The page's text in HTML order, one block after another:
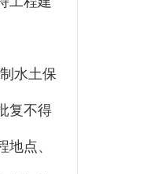
水土保
复不得
地点、